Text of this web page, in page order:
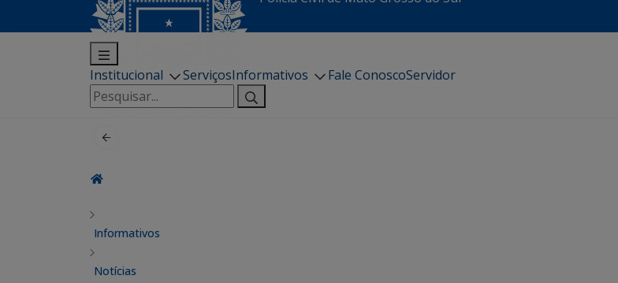
Institucional ServiçosInformativos Fale ConoscoServidor
Pesquisar
por:
Informativos
Notícias